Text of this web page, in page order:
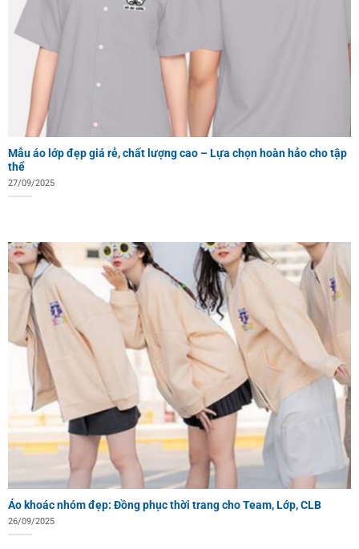
Mẫu áo lớp đẹp giá rẻ, chất lượng cao – Lựa chọn hoàn hảo cho tập
thể
27/09/2025
Áo khoác nhóm đẹp: Đồng phục thời trang cho Team, Lớp, CLB
26/09/2025